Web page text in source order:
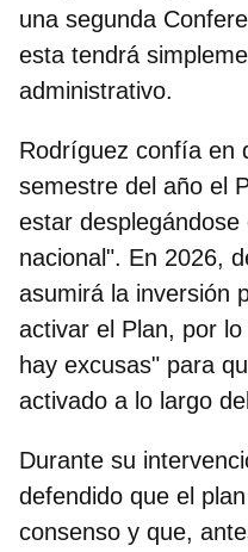
una segunda
esta tendrá
administrativo.
Rodríguez confía en
semestre del año el
estar
nacional". En 2026,
asumirá la inversión
activar el Plan, por
hay excusas" para
activado a lo largo
Durante su
defendido que el
consenso y que,